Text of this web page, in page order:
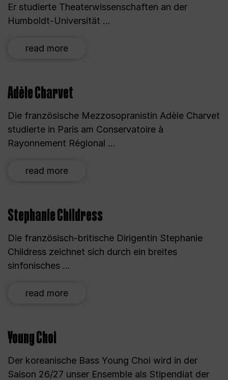
Er studierte Theaterwissenschaften an der
Humboldt-Universität ...
read more
Adèle Charvet
Die französische Mezzosopranistin Adèle Charvet
studierte in Paris am Conservatoire à
Rayonnement Régional ...
read more
Stephanie Childress
Die französisch-britische Dirigentin Stephanie
Childress zeichnet sich durch ein breites
sinfonisches ...
read more
Young Choi
Der koreanische Bass Young Choi wird in der
Saison 26/27 unser Ensemble als Stipendiat der